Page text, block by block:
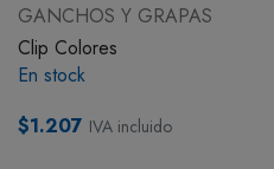
GANCHOS Y GRAPAS
Clip Colores
En stock
$1.207 IVA incluido